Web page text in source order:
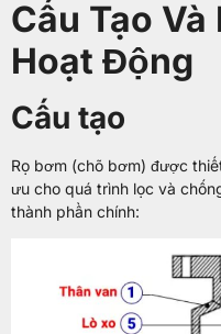
Cấu Tạo
Hoạt Động
Cấu tạo
Rọ bơm (chõ bơm) được
ưu cho quá trình lọc và
thành phần chính: